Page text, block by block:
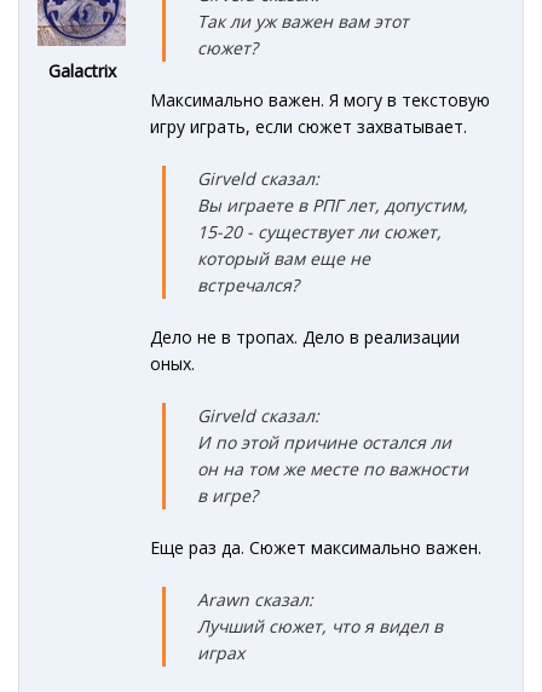
Galactrix
Так ли уж важен вам этот
сюжет?
Максимально важен. Я могу в текстовую
игру играть, если сюжет захватывает.
Girveld сказал:
Вы играете в РПГ лет, допустим,
15-20 - существует ли сюжет,
который вам еще не
встречался?
Дело не в тропах. Дело в реализации
оных.
Girveld сказал:
И по этой причине остался ли
он на том же месте по важности
в игре?
Еще раз да. Сюжет максимально важен.
Arawn сказал:
Лучший сюжет, что я видел в
играх